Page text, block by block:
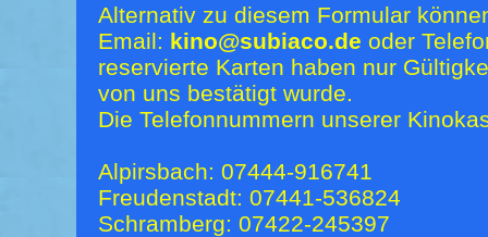
Alternativ zu diesem Formular
Email: kino@subiaco.de oder
reservierte Karten haben nur
von uns bestätigt wurde.
Die Telefonnummern unserer
Alpirsbach: 07444-916741
Freudenstadt: 07441-536824
Schramberg: 07422-245397